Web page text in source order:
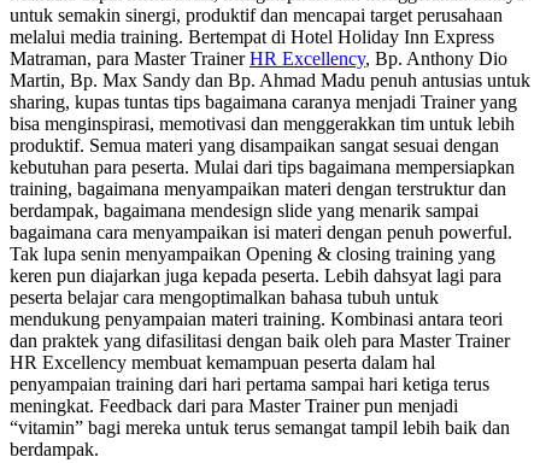
untuk semakin sinergi, produktif dan mencapai target perusahaan
melalui media training. Bertempat di Hotel Holiday Inn Express
Matraman, para Master TrainerHR Excellency, Bp. Anthony Dio
Martin, Bp. Max Sandy dan Bp. Ahmad Madu penuh antusias untuk
sharing, kupas tuntas tips bagaimana caranya menjadi Trainer yang
bisa menginspirasi, memotivasi dan menggerakkan tim untuk lebih
produktif. Semua materi yang disampaikan sangat sesuai dengan
kebutuhan para peserta. Mulai dari tips bagaimana mempersiapkan
training, bagaimana menyampaikan materi dengan terstruktur dan
berdampak, bagaimana mendesign slide yang menarik sampai
bagaimana cara menyampaikan isi materi dengan penuh powerful.
Tak lupa senin menyampaikan Opening & closing training yang
keren pun diajarkan juga kepada peserta. Lebih dahsyat lagi para
peserta belajar cara mengoptimalkan bahasa tubuh untuk
mendukung penyampaian materi training. Kombinasi antara teori
dan praktek yang difasilitasi dengan baik oleh para Master Trainer
HR Excellency membuat kemampuan peserta dalam hal
penyampaian training dari hari pertama sampai hari ketiga terus
meningkat. Feedback dari para Master Trainer pun menjadi
“vitamin” bagi mereka untuk terus semangat tampil lebih baik dan
berdampak.